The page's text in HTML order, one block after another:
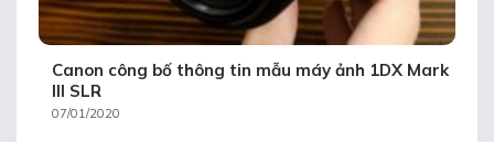
Canon công bố thông tin mẫu máy ảnh 1DX Mark
III SLR
07/01/2020